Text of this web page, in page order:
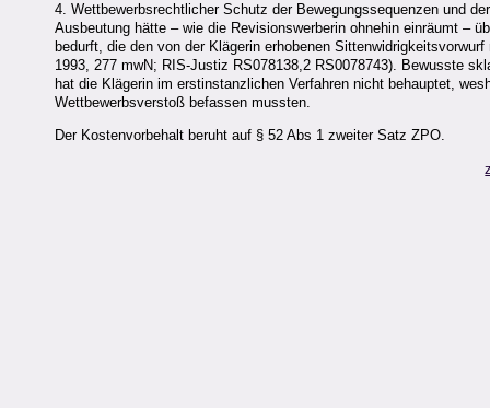
4. Wettbewerbsrechtlicher Schutz der Bewegungssequenzen und
Ausbeutung hätte – wie die Revisionswerberin ohnehin einräumt –
bedurft, die den von der Klägerin erhobenen
1993, 277 mwN; RIS-Justiz RS078138,2 RS0078743). Bewusste
hat die Klägerin im erstinstanzlichen Verfahren nicht behauptet,
Wettbewerbsverstoß befassen mussten.
Der Kostenvorbehalt beruht auf § 52 Abs 1 zweiter Satz ZPO.